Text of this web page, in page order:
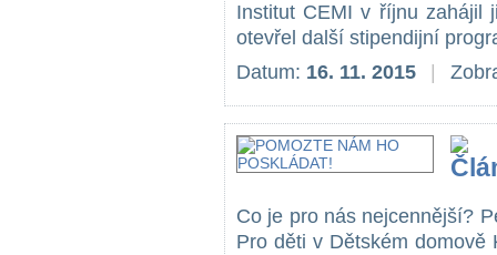
Institut CEMI v říjnu zahájil
otevřel další stipendijní
Datum: 16. 11. 2015
Co je pro nás nejcennější?
Pro děti v Dětském